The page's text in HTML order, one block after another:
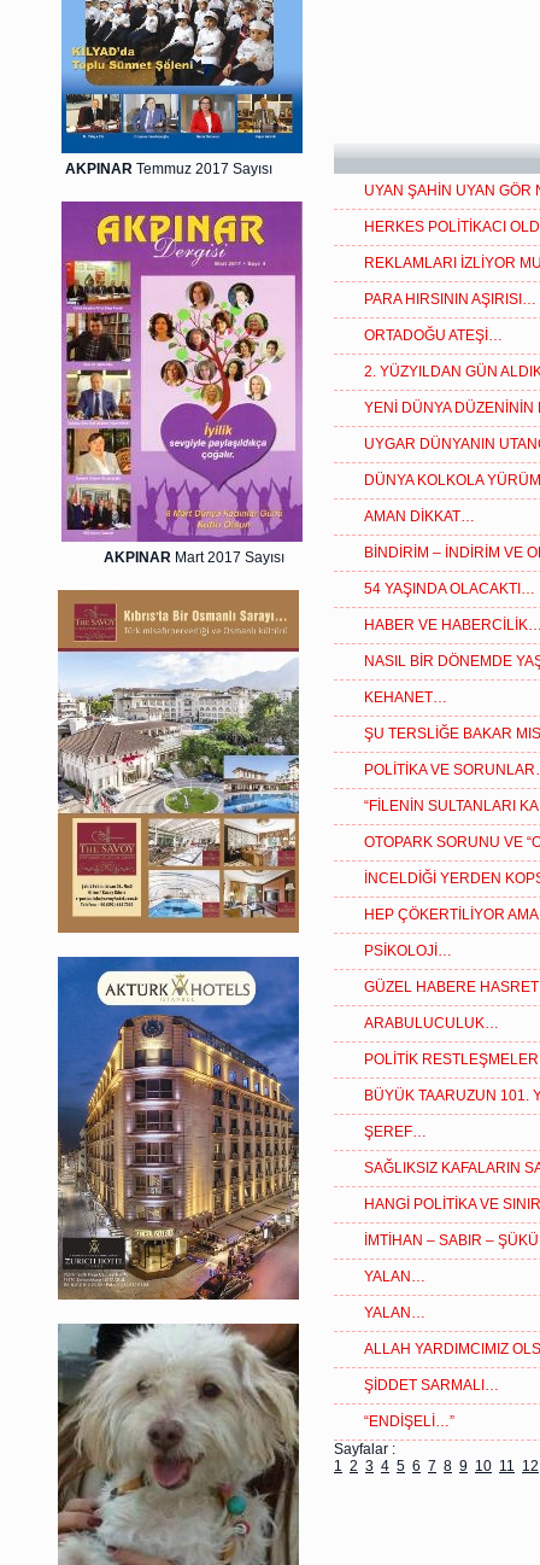
AKPINAR Temmuz 2017 Sayısı
AKPINAR Mart 2017 Sayısı
UYAN ŞAHİN UYAN
HERKES POLİTİKACI
REKLAMLARI İZLİYOR
PARA HIRSININ AŞIRISI…
ORTADOĞU ATEŞİ…
2. YÜZYILDAN GÜN
YENİ DÜNYA DÜZENİNİN
UYGAR DÜNYANIN
DÜNYA KOLKOLA
AMAN DİKKAT…
BİNDİRİM – İNDİRİM VE
54 YAŞINDA OLACAKTI…
HABER VE
NASIL BİR DÖNEMDE
KEHANET…
ŞU TERSLİĞE BAKAR
POLİTİKA VE
“FİLENİN SULTANLARI
OTOPARK SORUNU VE
İNCELDİĞİ YERDEN
HEP ÇÖKERTİLİYOR
PSİKOLOJİ…
GÜZEL HABERE
ARABULUCULUK…
POLİTİK
BÜYÜK TAARUZUN 101.
ŞEREF…
SAĞLIKSIZ KAFALARIN
HANGİ POLİTİKA VE
İMTİHAN – SABIR –
YALAN…
YALAN…
ALLAH YARDIMCIMIZ
ŞİDDET SARMALI…
“ENDİŞELİ…”
Sayfalar :
1 2 3 4 5 6 7 8 9 10 11 12